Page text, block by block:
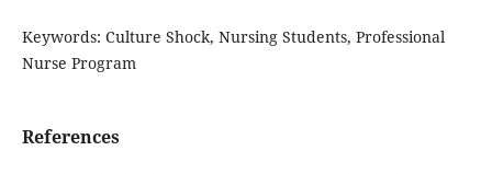
Keywords: Culture Shock, Nursing Students, Professional
Nurse Program
References